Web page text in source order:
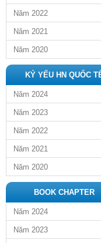
Năm 2022
Năm 2021
Năm 2020
KỶ YẾU HN QUỐC
Năm 2024
Năm 2023
Năm 2022
Năm 2021
Năm 2020
BOOK CHAPTER
Năm 2024
Năm 2023